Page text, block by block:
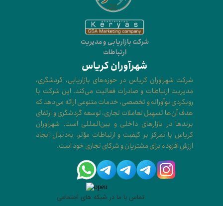
تماس با ما در شبکه های اجتماعی
شرکت شهراوران کریاس در حوزه‌های بازاریابی، گردشگری،
مدیریت ارتباطات و صادرات فعالیت می‌کند. این شرکت با
رویکردی نوآورانه و تخصصی، خدمات متنوعی ارائه می‌دهد که
هدف آن‌ها تسهیل تعاملات تجاری، توسعه گردشگری و ارتقای
برندها در بازارهای داخلی و بین‌المللی است. شهراوران
کریاس با تمرکز بر کیفیت و ارتباطات مؤثر، به‌دنبال ایجاد
ارزش افزوده برای مشتریان و شرکای تجاری خود است.​​​​​​​
شهرآوران کریاس
شرکت بازاریابی و مدیریت
ارتباطات